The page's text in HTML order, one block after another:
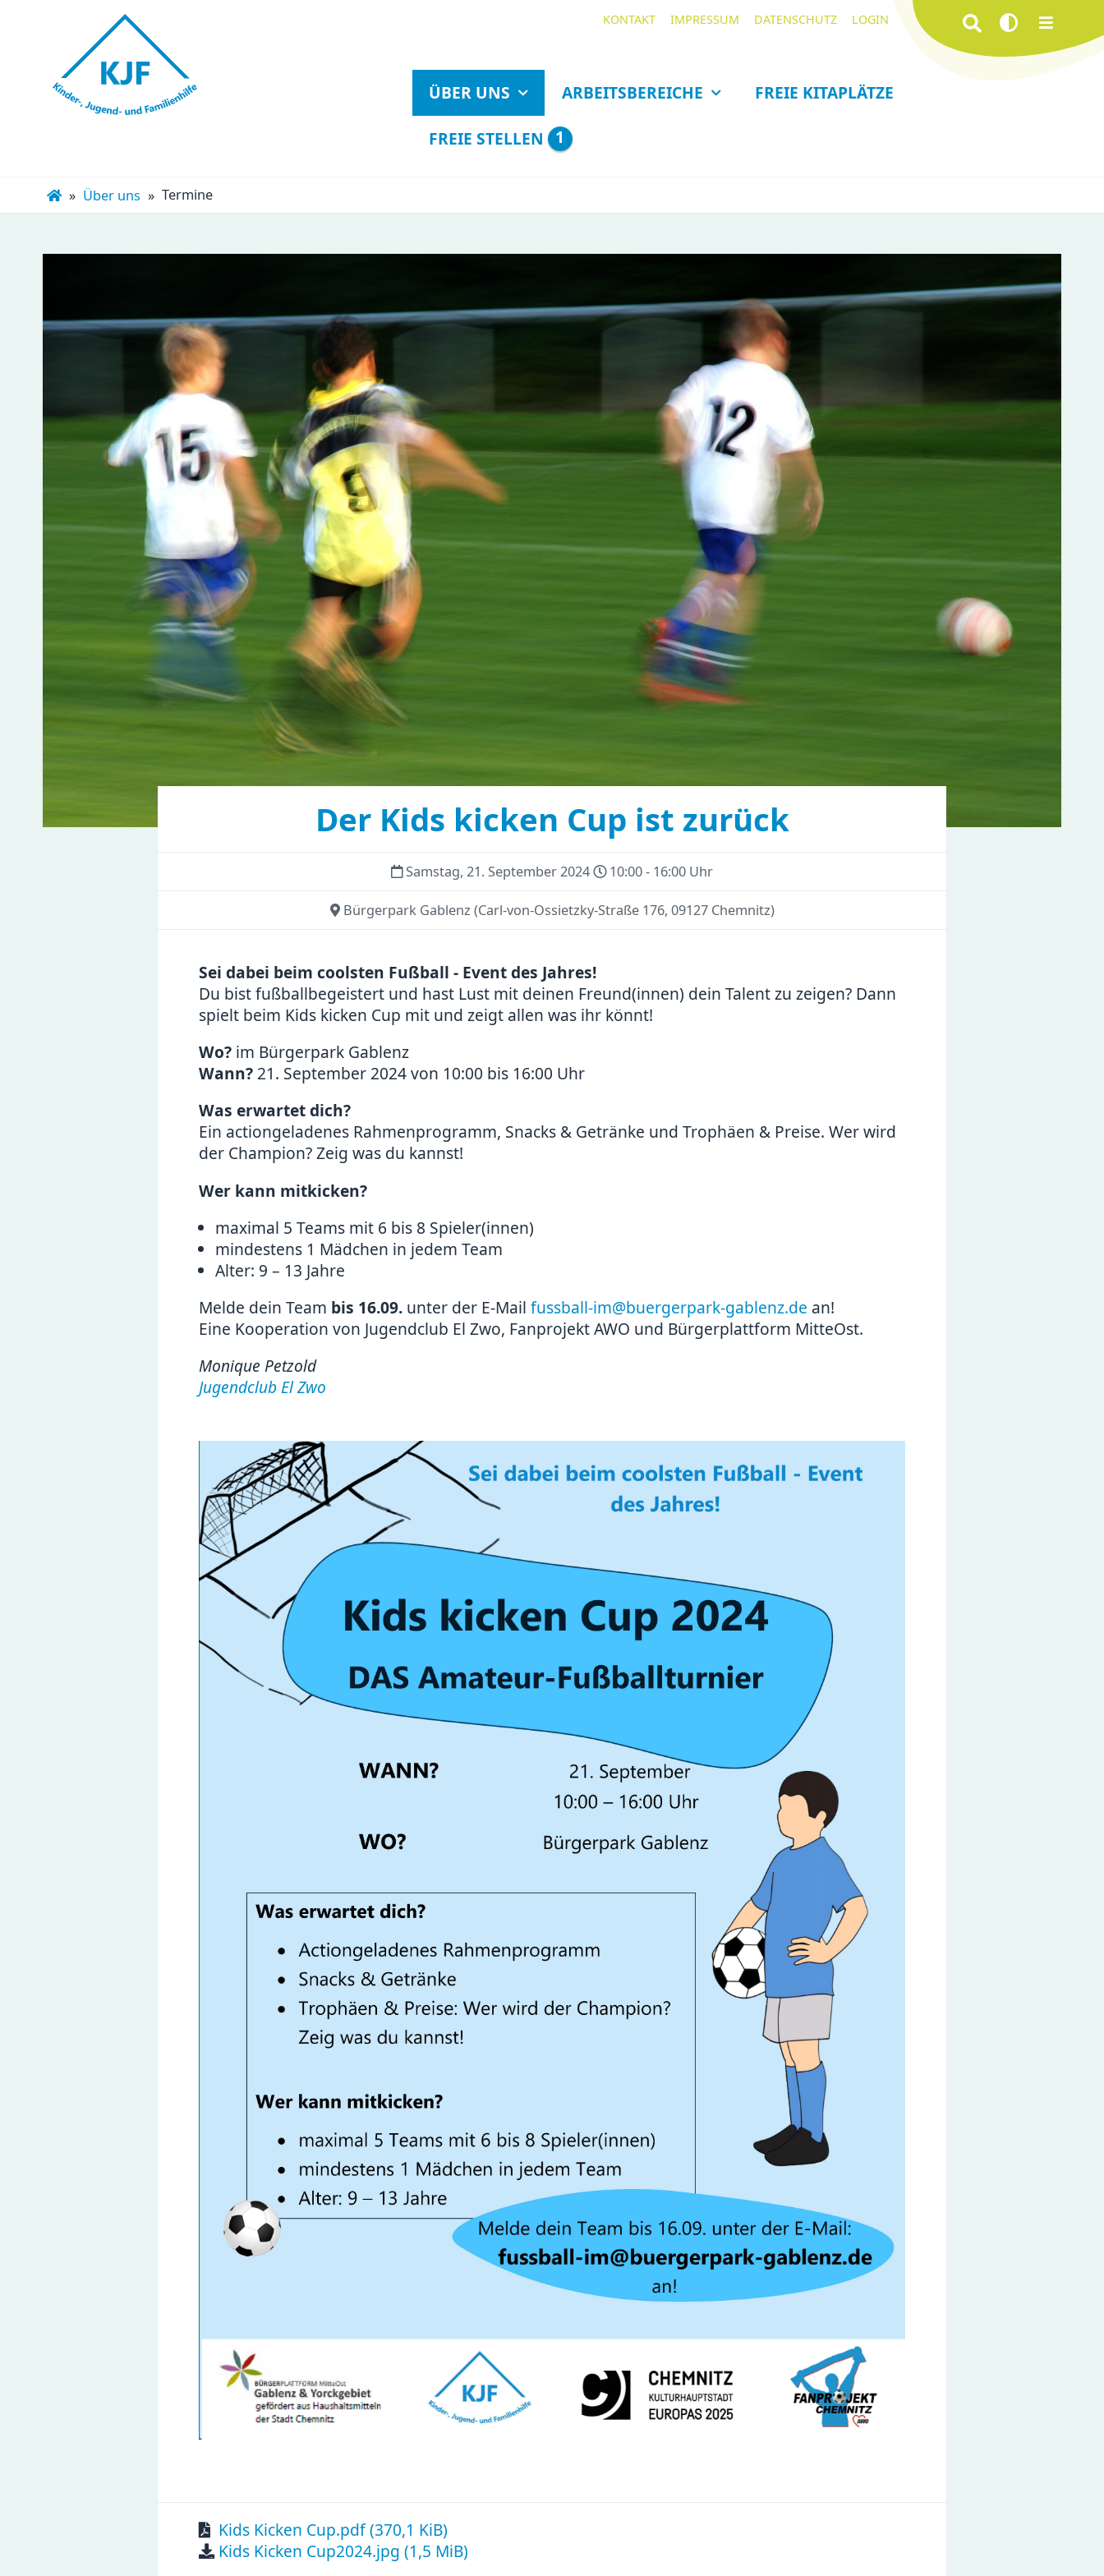
Navigation
überspringen
KONTAKT IMPRESSUM DATENSCHUTZ LOGIN Suchbegriffe
Navigation
überspringen
ÜBER UNS ARBEITSBEREICHE FREIE KITAPLÄTZE
FREIE STELLEN 1
Über uns Termine
Der Kids kicken Cup ist zurück
Samstag, 21. September 2024 10:00 - 16:00 Uhr
Bürgerpark Gablenz (Carl-von-Ossietzky-Straße 176, 09127 Chemnitz)
Sei dabei beim coolsten Fußball - Event des Jahres!
Du bist fußballbegeistert und hast Lust mit deinen Freund(innen) dein Talent zu zeigen? Dann
spielt beim Kids kicken Cup mit und zeigt allen was ihr könnt!
Wo? im Bürgerpark Gablenz
Wann? 21. September 2024 von 10:00 bis 16:00 Uhr
Was erwartet dich?
Ein actiongeladenes Rahmenprogramm, Snacks & Getränke und Trophäen & Preise. Wer wird
der Champion? Zeig was du kannst!
Wer kann mitkicken?
maximal 5 Teams mit 6 bis 8 Spieler(innen)
mindestens 1 Mädchen in jedem Team
Alter: 9 – 13 Jahre
Melde dein Team bis 16.09. unter der E-Mail fussball-im@buergerpark-gablenz.de an!
Eine Kooperation von Jugendclub El Zwo, Fanprojekt AWO und Bürgerplattform MitteOst.
Monique Petzold
Jugendclub El Zwo
Kids Kicken Cup.pdf(370,1 KiB)
Kids Kicken Cup2024.jpg(1,5 MiB)